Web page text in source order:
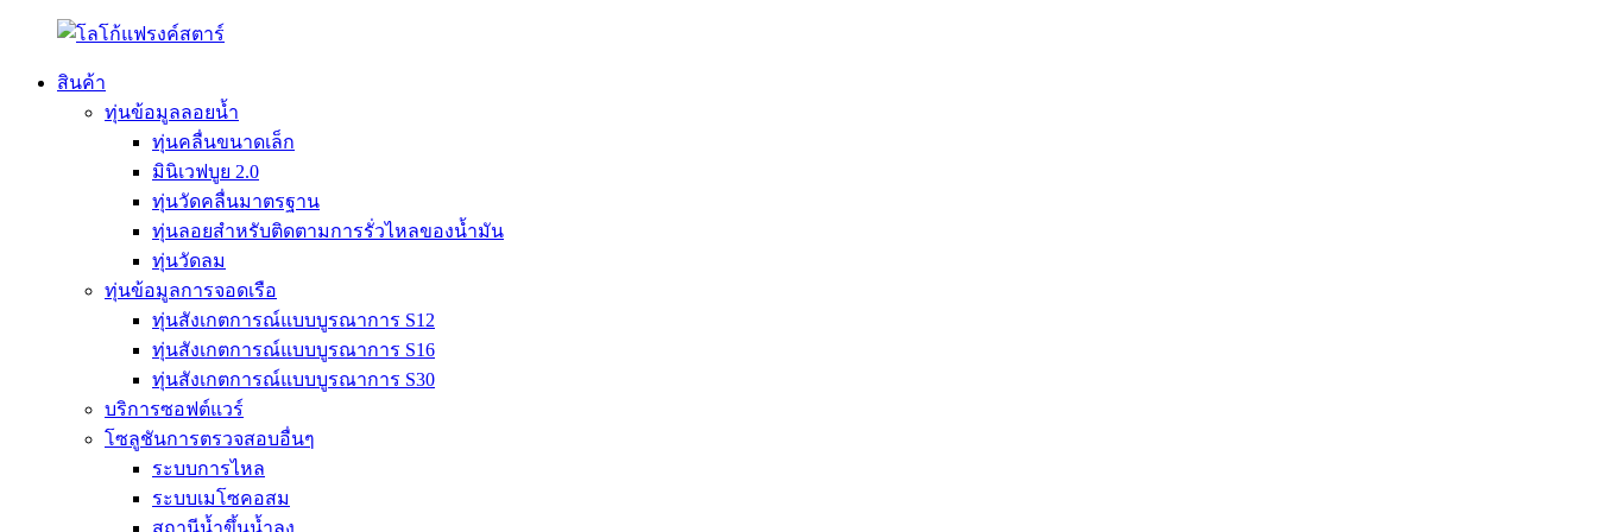
สินค้า
ทุ่นข้อมูลลอยน้ำ
ทุ่นคลื่นขนาดเล็ก
มินิเวฟบูย 2.0
ทุ่นวัดคลื่นมาตรฐาน
ทุ่นลอยสำหรับติดตามการรั่วไหลของน้ำมัน
ทุ่นวัดลม
ทุ่นข้อมูลการจอดเรือ
ทุ่นสังเกตการณ์แบบบูรณาการ S12
ทุ่นสังเกตการณ์แบบบูรณาการ S16
ทุ่นสังเกตการณ์แบบบูรณาการ S30
บริการซอฟต์แวร์
โซลูชันการตรวจสอบอื่นๆ
ระบบการไหล
ระบบเมโซคอสม
สถานีน้ำขึ้นน้ำลง